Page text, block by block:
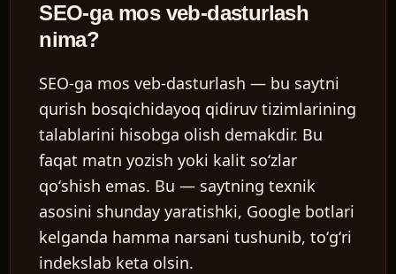
SEO-ga mos veb-dasturlash
nima?
SEO-ga mos veb-dasturlash — bu saytni
qurish bosqichidayoq qidiruv tizimlarining
talablarini hisobga olish demakdir. Bu
faqat matn yozish yoki kalit soʻzlar
qoʻshish emas. Bu — saytning texnik
asosini shunday yaratishki, Google botlari
kelganda hamma narsani tushunib, toʻgʻri
indekslab keta olsin.